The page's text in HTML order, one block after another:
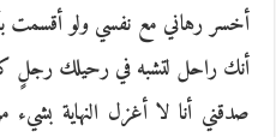
أخسر رهاني مع نفسي ولو أقسمت
أنك راحل لتشبه في رحيلك رجلٍ
صدقني أنا لا أغزل النهاية